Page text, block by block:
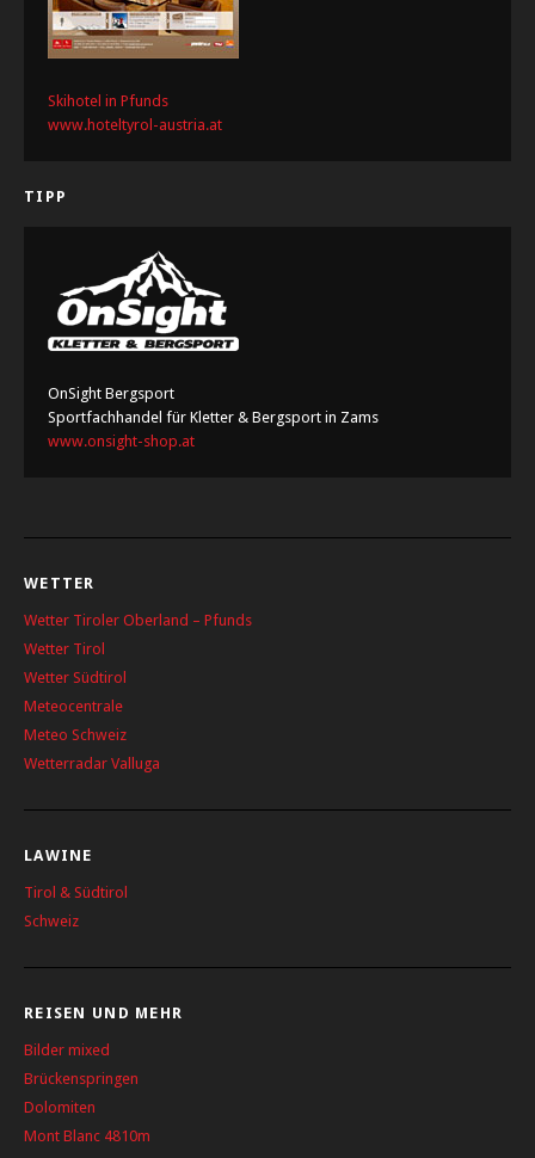
Skihotel in Pfunds
www.hoteltyrol-austria.at
TIPP
OnSight Bergsport
Sportfachhandel für Kletter & Bergsport in Zams
www.onsight-shop.at
WETTER
Wetter Tiroler Oberland – Pfunds
Wetter Tirol
Wetter Südtirol
Meteocentrale
Meteo Schweiz
Wetterradar Valluga
LAWINE
Tirol & Südtirol
Schweiz
REISEN UND MEHR
Bilder mixed
Brückenspringen
Dolomiten
Mont Blanc 4810m